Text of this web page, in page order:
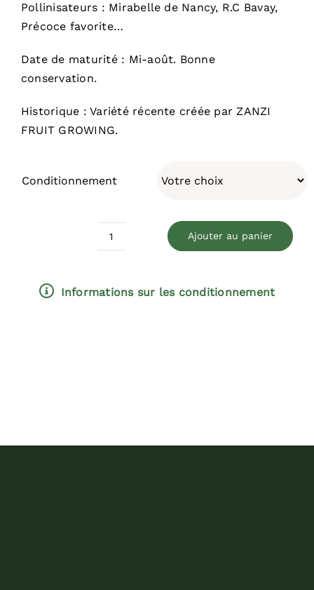
Pollinisateurs : Mirabelle de Nancy, R.C Bavay,
Précoce favorite…
Date de maturité : Mi-août. Bonne
conservation.
Historique : Variété récente créée par ZANZI
FRUIT GROWING.
Conditionnement
Ajouter au panier
Informations sur les conditionnement